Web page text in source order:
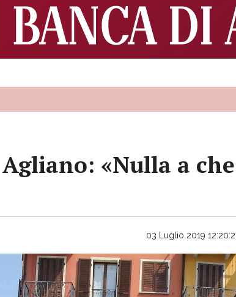
«Nulla a
03 Luglio 2019